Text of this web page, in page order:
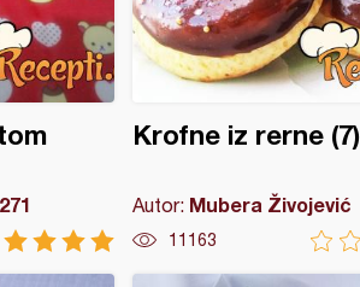
Krofne iz rerne (7)
Autor: Mubera Živojević
11163